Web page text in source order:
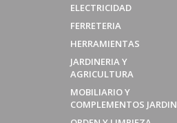
ELECTRICIDAD
FERRETERIA
HERRAMIENTAS
JARDINERIA Y
AGRICULTURA
MOBILIARIO Y
COMPLEMENTOS JARDIN